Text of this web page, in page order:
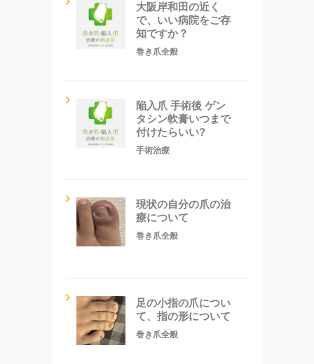
大阪岸和田の近く
で、いい病院をご存
知ですか？
巻き爪全般
陥入爪 手術後 ゲン
タシン軟膏いつまで
付けたらいい?
手術治療
現状の自分の爪の治
療について
巻き爪全般
足の小指の爪につい
て、指の形について
巻き爪全般